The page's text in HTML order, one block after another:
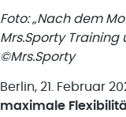
Foto: „Nach dem
Mrs.Sporty Training
©Mrs.Sporty
Berlin, 21. Februar
maximale